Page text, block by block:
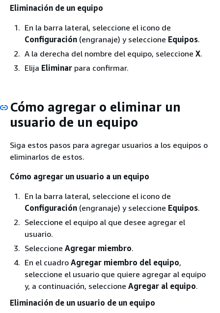
Eliminación de un equipo
En la barra lateral, seleccione el icono de
Configuración (engranaje) y seleccione Equipos.
A la derecha del nombre del equipo, seleccione X.
Elija Eliminar para confirmar.
Cómo agregar o eliminar un
usuario de un equipo
Siga estos pasos para agregar usuarios a los equipos o
eliminarlos de estos.
Cómo agregar un usuario a un equipo
En la barra lateral, seleccione el icono de
Configuración (engranaje) y seleccione Equipos.
Seleccione el equipo al que desee agregar el
usuario.
Seleccione Agregar miembro.
En el cuadro Agregar miembro del equipo,
seleccione el usuario que quiere agregar al equipo
y, a continuación, seleccione Agregar al equipo.
Eliminación de un usuario de un equipo